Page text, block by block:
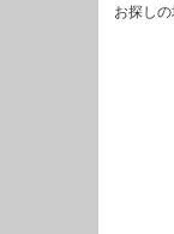
お探しの